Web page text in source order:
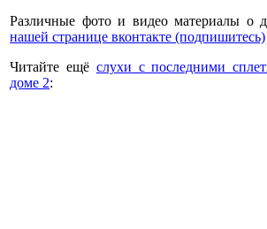
Различные фото и видео материалы о
нашей странице вконтакте (подпишитесь)
Читайте ещё слухи с последними
доме 2: